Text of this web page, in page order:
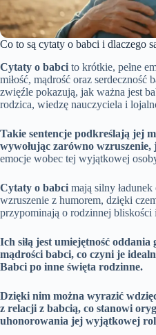
Co to są cytaty o babci i dlaczego
Cytaty o babci to krótkie, pełne
miłość, mądrość oraz serdeczność
zwięźle pokazują, jak ważna jest
rodzica, wiedzę nauczyciela i
Takie sentencje podkreślają jej
wywołując zarówno wzruszenie,
emocje wobec tej wyjątkowej
Cytaty o babci mają silny ładunek
wzruszenie z humorem, dzięki
przypominają o rodzinnej
Ich siłą jest umiejętność oddania
mądrości babci, co czyni je
Babci po inne święta rodzinne.
Dzięki nim można wyrazić
z relacji z babcią, co stanowi
uhonorowania jej wyjątkowej